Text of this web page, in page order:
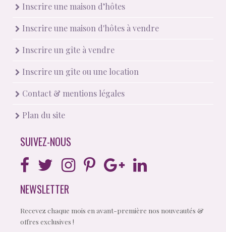
Inscrire une maison d’hôtes
Inscrire une maison d'hôtes à vendre
Inscrire un gîte à vendre
Inscrire un gîte ou une location
Contact & mentions légales
Plan du site
SUIVEZ-NOUS
NEWSLETTER
Recevez chaque mois en avant-première nos nouveautés &
offres exclusives !